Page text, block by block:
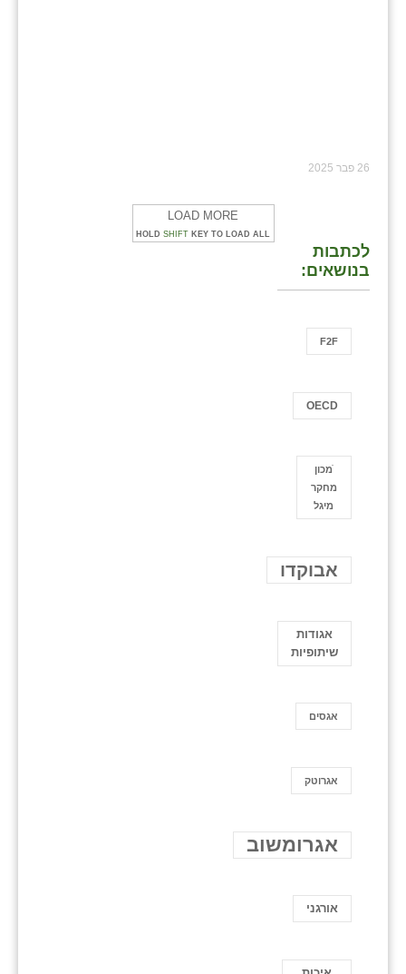
26 פבר 2025
LOAD MORE
HOLD SHIFT KEY TO LOAD ALL
לכתבות
בנושאים:
F2F
OECD
ֿמכון
מחקר
מיגל
אבוקדו
אגודות
שיתופיות
אגסים
אגרוטק
אגרומשוב
אורגני